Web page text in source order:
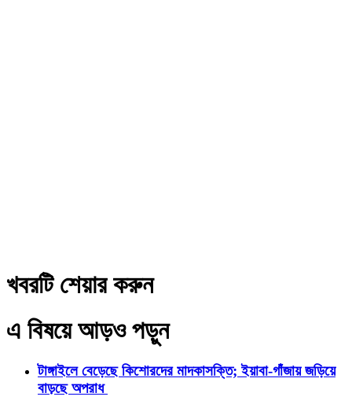
খবরটি শেয়ার করুন
এ বিষয়ে আড়ও পড়ুন
টাঙ্গাইলে বেড়েছে কিশোরদের মাদকাসক্তি; ইয়াবা-গাঁজায় জড়িয়ে
বাড়ছে অপরাধ